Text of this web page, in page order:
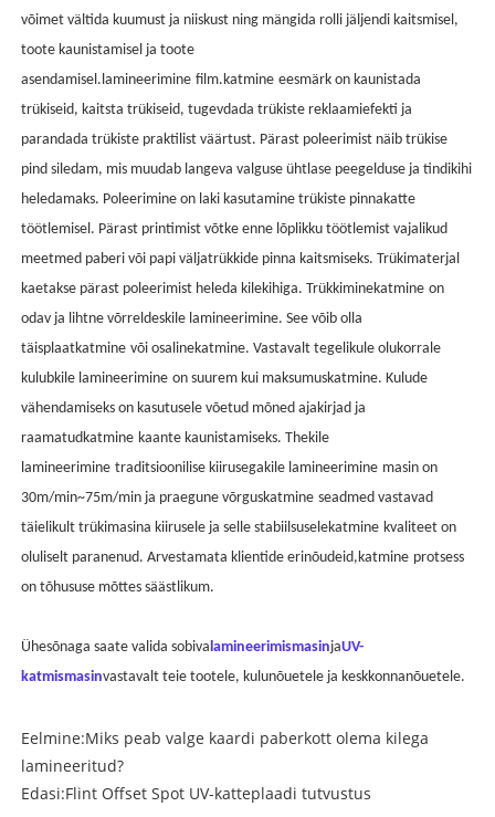
võimet vältida kuumust ja niiskust ning mängida rolli jäljendi kaitsmisel,
toote kaunistamisel ja toote
asendamisel. lamineerimine film. katmine eesmärk on kaunistada
trükiseid, kaitsta trükiseid, tugevdada trükiste reklaamiefekti ja
parandada trükiste praktilist väärtust. Pärast poleerimist näib trükise
pind siledam, mis muudab langeva valguse ühtlase peegelduse ja tindikihi
heledamaks. Poleerimine on laki kasutamine trükiste pinnakatte
töötlemisel. Pärast printimist võtke enne lõplikku töötlemist vajalikud
meetmed paberi või papi väljatrükkide pinna kaitsmiseks. Trükimaterjal
kaetakse pärast poleerimist heleda kilekihiga. Trükkiminekatmine on
odav ja lihtne võrreldeskile lamineerimine. See võib olla
täisplaatkatmine või osalinekatmine. Vastavalt tegelikule olukorrale
kulubkile lamineerimine on suurem kui maksumuskatmine. Kulude
vähendamiseks on kasutusele võetud mõned ajakirjad ja
raamatud katmine kaante kaunistamiseks. Thekile
lamineerimine traditsioonilise kiirusega kile lamineerimine masin on
30m/min~75m/min ja praegune võrguskatmine seadmed vastavad
täielikult trükimasina kiirusele ja selle stabiilsuselekatmine kvaliteet on
oluliselt paranenud. Arvestamata klientide erinõudeid, katmine protsess
on tõhususe mõttes säästlikum.
Ühesõnaga saate valida sobiva lamineerimismasinjaUV-
katmismasinvastavalt teie tootele, kulunõuetele ja keskkonnanõuetele.
Eelmine:Miks peab valge kaardi paberkott olema kilega
lamineeritud?
Edasi:Flint Offset Spot UV-katteplaadi tutvustus